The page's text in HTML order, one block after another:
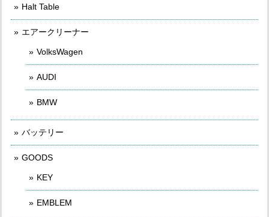
Halt Table
エアークリーナー
VolksWagen
AUDI
BMW
バッテリー
GOODS
KEY
EMBLEM